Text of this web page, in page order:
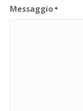
Messaggio*